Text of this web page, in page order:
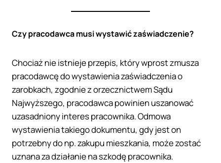
Czy pracodawca musi wystawić zaświadczenie?
Chociaż nie istnieje przepis, który wprost zmusza
pracodawcę do wystawienia zaświadczenia o
zarobkach, zgodnie z orzecznictwem Sądu
Najwyższego, pracodawca powinien uszanować
uzasadniony interes pracownika. Odmowa
wystawienia takiego dokumentu, gdy jest on
potrzebny do np. zakupu mieszkania, może zostać
uznana za działanie na szkodę pracownika.